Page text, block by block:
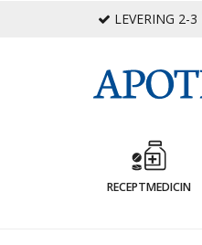
LEVERING 2-3
RECEPTMEDICIN